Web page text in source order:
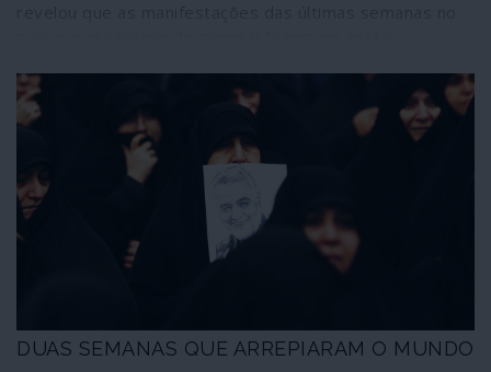
assinatura de um acordo económico mutuamente
vantajoso entre Bagdade e a China. Um acordo que pôs
fim à chantagem norte-americana de só aceitar
reconstruir infraestruturas no país recebendo metade
das receitas do petróleo iraquiano. Trump exigiu ao
governo que rescindisse o acordo; o primeiro-ministro
rejeitou. A partir daí passou a valer tudo, incluindo
assassínios e ameaças de morte, como a seguir se
DUAS SEMANAS QUE ARREPIARAM O MUNDO